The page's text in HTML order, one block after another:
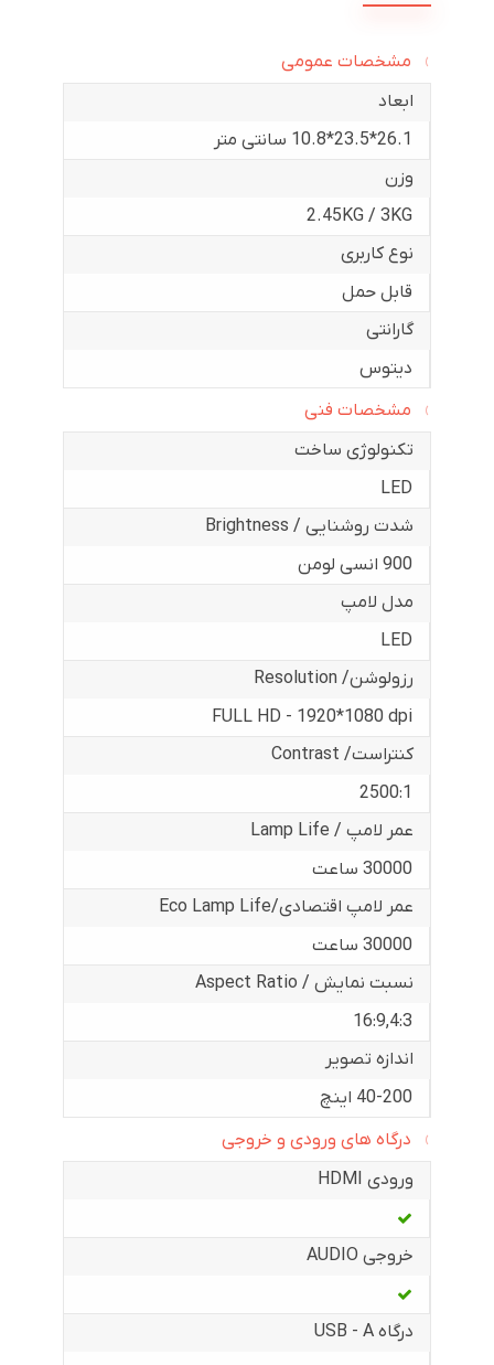
مشخصات عمومی
ابعاد
26.1*23.5*10.8 سانتی متر
وزن
2.45KG / 3KG
نوع کاربری
قابل حمل
گارانتی
دیتوس
مشخصات فنی
تکنولوژی ساخت
LED
شدت روشنایی / Brightness
900 انسی لومن
مدل لامپ
LED
رزولوشن/ Resolution
FULL HD - 1920*1080 dpi
کنتراست/ Contrast
2500:1
عمر لامپ / Lamp Life
30000 ساعت
عمر لامپ اقتصادی/Eco Lamp Life
30000 ساعت
نسبت نمایش / Aspect Ratio
4:3
,
16:9
اندازه تصویر
40-200 اینچ
درگاه های ورودی و خروجی
ورودی HDMI
خروجی AUDIO
درگاه USB - A